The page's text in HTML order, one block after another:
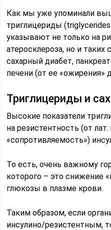
Как мы уже упоминали
триглицериды
указывают не только на
атеросклероза, но и таких
сахарный диабет,
печени (от ее «ожирения»
Триглицериды и
Высокие показатели
на резистентность (от
«сопротивляемость»)
То есть, очень важному
которого – это снижение
глюкозы в плазме крови.
Таким образом, если
инсулино/резистентным,